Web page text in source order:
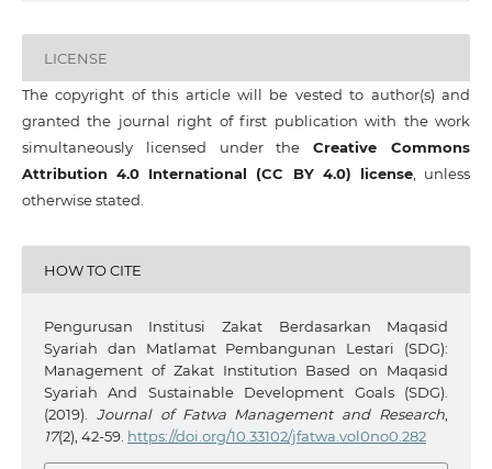
LICENSE
The copyright of this article will be vested to author(s) and
granted the journal right of first publication with the work
simultaneously licensed under theCreative Commons
Attribution 4.0 International (CC BY 4.0) license, unless
otherwise stated.
HOW TO CITE
Pengurusan Institusi Zakat Berdasarkan Maqasid
Syariah dan Matlamat Pembangunan Lestari (SDG):
Management of Zakat Institution Based on Maqasid
Syariah And Sustainable Development Goals (SDG).
(2019). Journal of Fatwa Management and Research,
17(2), 42-59. https://doi.org/10.33102/jfatwa.vol0no0.282